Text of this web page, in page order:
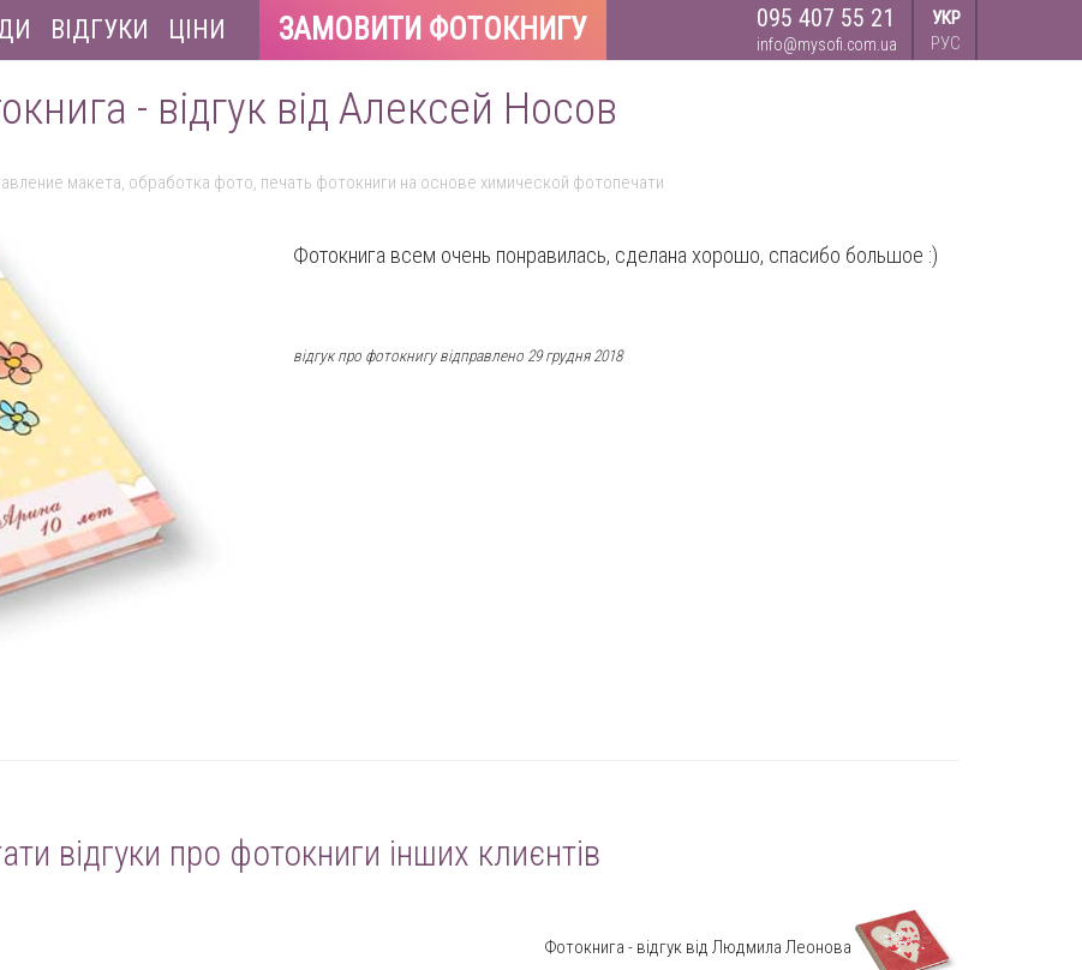
ВІДГУКИ ЦІНИ ЗАМОВИТИ ФОТОКНИГУ
УКР
РУС
095 407 55 21
info@mysofi.com.ua
- відгук від Алексей Носов
макета, обработка фото, печать фотокниги на основе химической фотопечати
Фотокнига всем очень понравилась, сделана хорошо, спасибо большое :)
відгук про фотокнигу відправлено 29 грудня 2018
відгуки про фотокниги інших клиєнтів
Фотокнига - відгук від Людмила Леонова